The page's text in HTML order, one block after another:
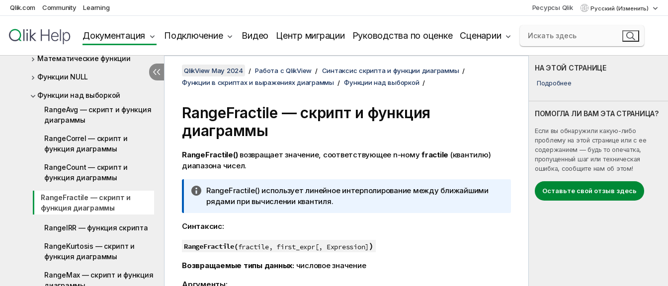
Qlik.com Community Learning Ресурсы Qlik Русский (Изменить)
Документация Подключение Видео Центр миграции Руководства по оценке Сценарии
Функции сопоставления
Математические функции
Функции NULL
Функции над выборкой
RangeAvg — скрипт и функция
диаграммы
RangeCorrel — скрипт и
функция диаграммы
RangeCount — скрипт и
функция диаграммы
RangeFractile — скрипт и
функция диаграммы
RangeIRR — функция скрипта
RangeKurtosis — скрипт и
функция диаграммы
RangeMax — скрипт и функция
НА ЭТОЙ СТРАНИЦЕ
Подробнее
ПОМОГЛА ЛИ ВАМ ЭТА СТРАНИЦА?
Если вы обнаружили какую-либо
проблему на этой странице или с ее
содержанием — будь то опечатка,
пропущенный шаг или техническая
ошибка, сообщите нам об этом!
Оставьте свой отзыв здесь
QlikView May 2024 Работа с QlikView
Синтаксис скрипта и функции диаграммы
Функции в скриптах и выражениях диаграммы
Функции над выборкой
RangeFractile — скрипт и функция
диаграммы
RangeFractile()возвращает значение, соответствующее n-номуfractile (квантилю)
диапазона чисел.
П
р
м
ч
н
RangeFractile() использует линейное интерполирование между ближайшими
рядами при вычислении квантиля.
Синтаксис:
RangeFractile(fractile, first_expr[, Expression] )
Возвращаемые типы данных: числовое значение